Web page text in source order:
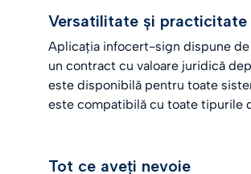
Versatilitate și practicitate
Aplicația infocert-sign dispune
un contract cu valoare juridică
este disponibilă pentru toate
este compatibilă cu toate tipurile
Tot ce aveți nevoie